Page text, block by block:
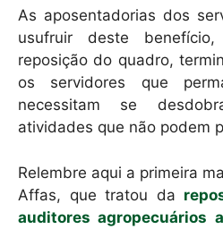
As aposentadorias dos
usufruir deste
reposição do quadro,
os servidores que
necessitam se
atividades que não podem
Relembre aqui a primeira
Affas, que tratou da
auditores agropecuários